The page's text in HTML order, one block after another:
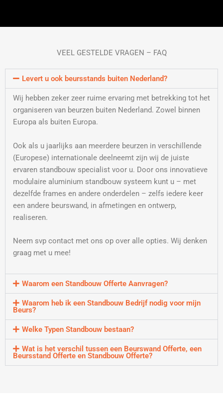
VEEL GESTELDE VRAGEN – FAQ
Levert u ook beursstands buiten Nederland?
Wij hebben zeker zeer ruime ervaring met betrekking tot het
organiseren van beurzen buiten Nederland. Zowel binnen
Europa als buiten Europa.
Ook als u jaarlijks aan meerdere beurzen in verschillende
(Europese) internationale deelneemt zijn wij de juiste
ervaren standbouw specialist voor u. Door ons innovatieve
modulaire aluminium standbouw systeem kunt u – met
dezelfde frames en andere onderdelen – zelfs iedere keer
een andere beurswand, in afmetingen en ontwerp,
realiseren.
Neem svp contact met ons op over alle opties. Wij denken
graag met u mee!
Waarom een Standbouw Offerte Aanvragen?
Waarom heb ik een Standbouw Bedrijf nodig voor mijn
Beurs?
Welke Typen Standbouw bestaan?
Wat is het verschil tussen een Beurswand Offerte, een
Beursstand Offerte en Standbouw Offerte?